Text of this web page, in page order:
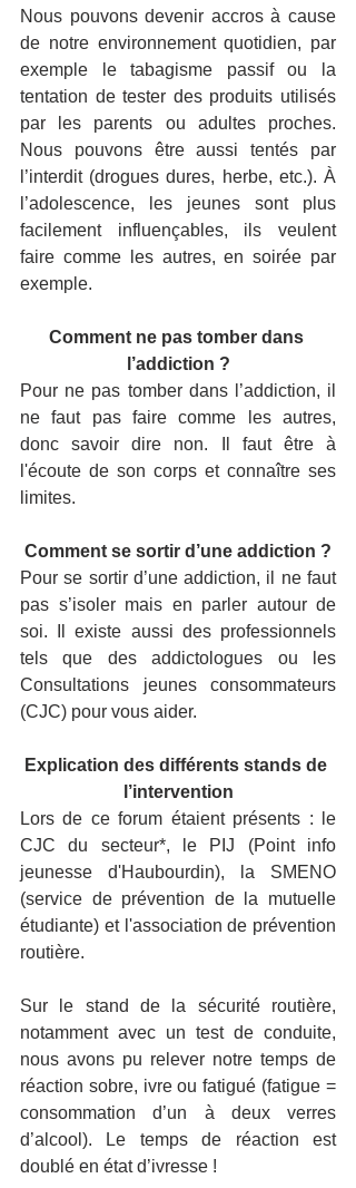
Nous pouvons devenir accros à cause
de notre environnement quotidien, par
exemple le tabagisme passif ou la
tentation de tester des produits utilisés
par les parents ou adultes proches.
Nous pouvons être aussi tentés par
l’interdit (drogues dures, herbe, etc.). À
l’adolescence, les jeunes sont plus
facilement influençables, ils veulent
faire comme les autres, en soirée par
exemple.
Comment ne pas tomber dans
l’addiction ?
Pour ne pas tomber dans l’addiction, il
ne faut pas faire comme les autres,
donc savoir dire non. Il faut être à
l'écoute de son corps et connaître ses
limites.
Comment se sortir d’une addiction ?
Pour se sortir d’une addiction, il ne faut
pas s’isoler mais en parler autour de
soi. Il existe aussi des professionnels
tels que des addictologues ou les
Consultations jeunes consommateurs
(CJC) pour vous aider.
Explication des différents stands de
l’intervention
Lors de ce forum étaient présents : le
CJC du secteur*, le PIJ (Point info
jeunesse d'Haubourdin), la SMENO
(service de prévention de la mutuelle
étudiante) et l'association de prévention
routière.
Sur le stand de la sécurité routière,
notamment avec un test de conduite,
nous avons pu relever notre temps de
réaction sobre, ivre ou fatigué (fatigue =
consommation d’un à deux verres
d’alcool). Le temps de réaction est
doublé en état d’ivresse !